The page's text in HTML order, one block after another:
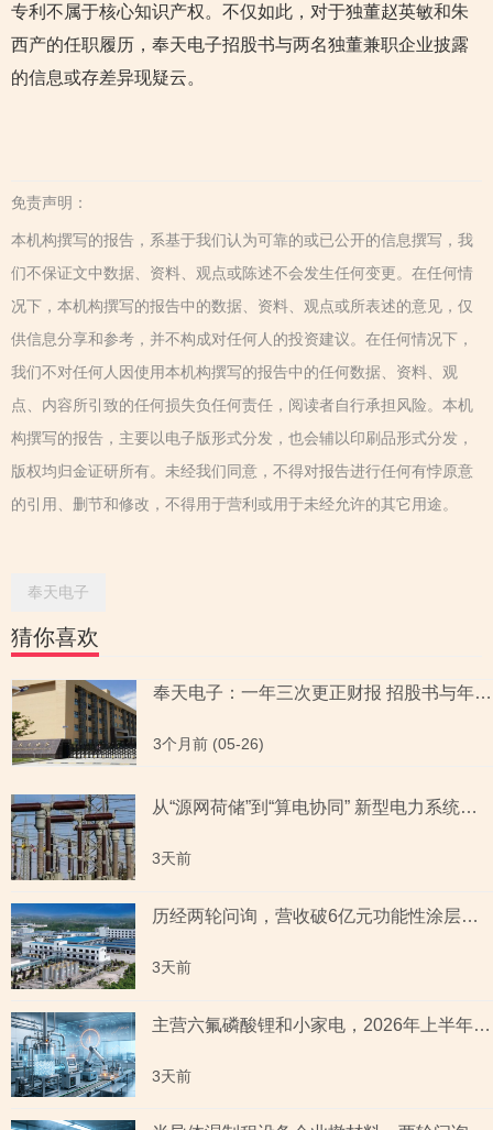
专利不属于核心知识产权。不仅如此，对于独董赵英敏和朱
西产的任职履历，奉天电子招股书与两名独董兼职企业披露
的信息或存差异现疑云。
免责声明：
本机构撰写的报告，系基于我们认为可靠的或已公开的信息撰写，我
们不保证文中数据、资料、观点或陈述不会发生任何变更。在任何情
况下，本机构撰写的报告中的数据、资料、观点或所表述的意见，仅
供信息分享和参考，并不构成对任何人的投资建议。在任何情况下，
我们不对任何人因使用本机构撰写的报告中的任何数据、资料、观
点、内容所引致的任何损失负任何责任，阅读者自行承担风险。本机
构撰写的报告，主要以电子版形式分发，也会辅以印刷品形式分发，
版权均归金证研所有。未经我们同意，不得对报告进行任何有悖原意
的引用、删节和修改，不得用于营利或用于未经允许的其它用途。
奉天电子
猜你喜欢
奉天电子：一年三次更正财报 招股书与年报数据存差异现疑云
3个月前 (05-26)
从“源网荷储”到“算电协同” 新型电力系统指数全景透视六大赛道
3天前
历经两轮问询，营收破6亿元功能性涂层材料企业“撤稿”，应收账款坏账计提充分性及销售费用率低于同行均值合理性遭“连环问”
3天前
主营六氟磷酸锂和小家电，2026年上半年预测盈利超2亿元，虚增收入被ST背后子公司未完成业绩承诺
3天前